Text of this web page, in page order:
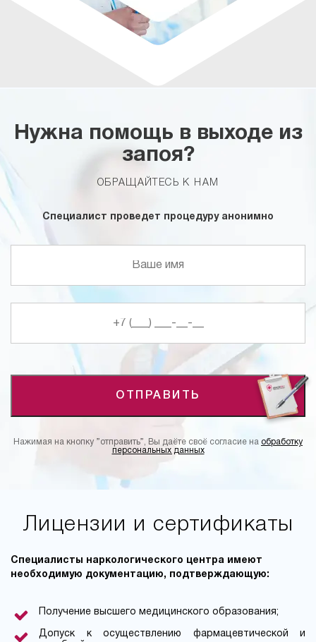
Нужна помощь в выходе из
запоя?
ОБРАЩАЙТЕСЬ К НАМ
Специалист проведет процедуру анонимно
ОТПРАВИТЬ
Нажимая на кнопку ”отправить”, Вы даёте своё согласие на обработку
персональных данных
Лицензии и сертификаты
Специалисты наркологического центра имеют
необходимую документацию, подтверждающую:
Получение высшего медицинского образования;
Допуск к осуществлению фармацевтической и